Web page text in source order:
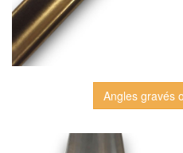
Angles gravés